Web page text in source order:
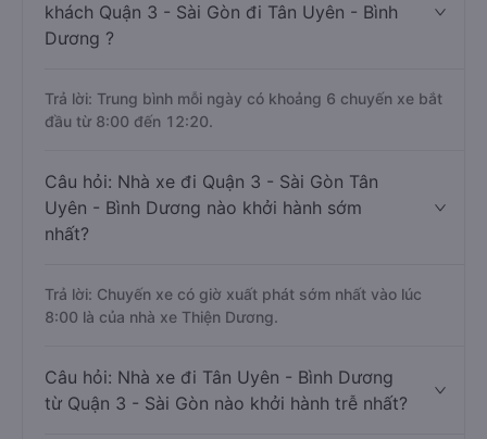
khách Quận 3 - Sài Gòn đi Tân Uyên - Bình
Dương ?
Trả lời: Trung bình mỗi ngày có khoảng 6 chuyến xe bắt
đầu từ 8:00 đến 12:20.
Câu hỏi: Nhà xe đi Quận 3 - Sài Gòn Tân
Uyên - Bình Dương nào khởi hành sớm
nhất?
Trả lời: Chuyến xe có giờ xuất phát sớm nhất vào lúc
8:00 là của nhà xe Thiện Dương.
Câu hỏi: Nhà xe đi Tân Uyên - Bình Dương
từ Quận 3 - Sài Gòn nào khởi hành trễ nhất?